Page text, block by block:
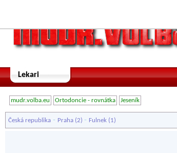
Lekari
mudr.volba.eu Ortodoncie - rovnátka Jeseník
Česká republika - Praha (2) - Fulnek (1)